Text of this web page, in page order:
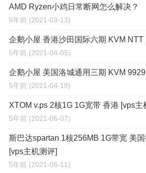
AMD Ryzen小鸡日常断网怎么解决？
5年前 (2021-03-13)
企鹅小屋 香港沙田国际六期 KVM NTT
5年前 (2021-04-05)
企鹅小屋 美国洛城通用三期 KVM
5年前 (2021-04-18)
XTOM v.ps 2核1G 1G宽带 香港 [vps主
5年前 (2021-06-07)
斯巴达spartan 1核256MB 1G带宽 美
[vps主机测评]
5年前 (2021-06-11)